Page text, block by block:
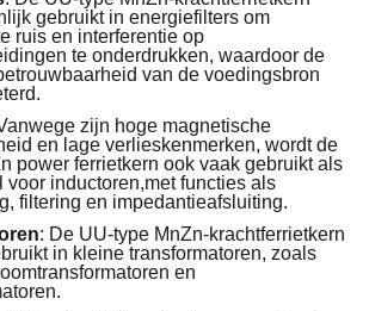
gebruikt in energiefilters om
ruis en interferentie op
te onderdrukken, waardoor de
van de voedingsbron
zijn hoge magnetische
en lage verlieskenmerken, wordt de
power ferrietkern ook vaak gebruikt als
voor inductoren,met functies als
filtering en impedantieafsluiting.
: De UU-type MnZn-krachtferrietkern
in kleine transformatoren, zoals
en